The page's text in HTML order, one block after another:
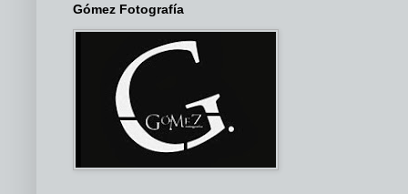
Gómez Fotografía